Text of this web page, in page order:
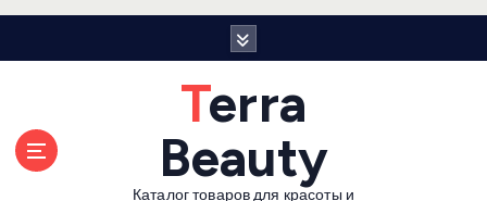
Terra
Beauty
Каталог товаров для красоты и